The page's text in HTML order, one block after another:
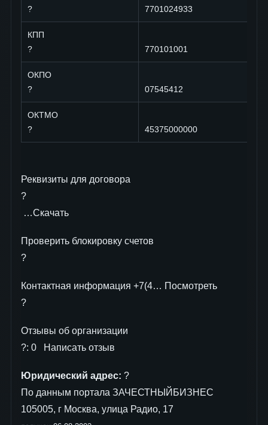
?
7701024933
КПП
?
770101001
ОКПО
?
07545412
ОКТМО
?
45375000000
Реквизиты для договора
?
…Скачать
Проверить блокировку cчетов
?
Контактная информация +7(4… Посмотреть
?
Отзывы об организации
?: 0 Написать отзыв
Юридический адрес: ?
По данным портала ЗАЧЕСТНЫЙБИЗНЕС
105005, г Москва, улица Радио, 17